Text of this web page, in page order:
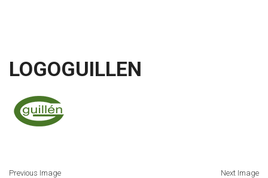
LOGOGUILLEN
Previous Image Next Image